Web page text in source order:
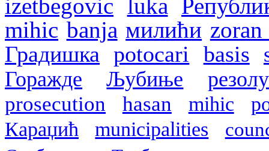
izetbegovic luka
mihic banja милићи
Градишка
potocari basis
Горажде Љубиње
prosecution hasan mihic
Караџић
municipalities